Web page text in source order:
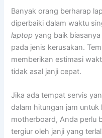
Banyak orang berharap
diperbaiki dalam waktu
laptop yang baik
pada jenis kerusakan.
memberikan estimasi
tidak asal janji cepat.
Jika ada tempat servis
dalam hitungan jam
motherboard, Anda perlu
tergiur oleh janji yang